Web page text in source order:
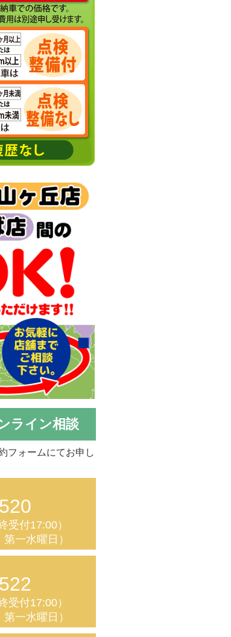
ライン相談
フォームにてお申し
受付17:00）
一水曜日）
受付17:00）
一水曜日）